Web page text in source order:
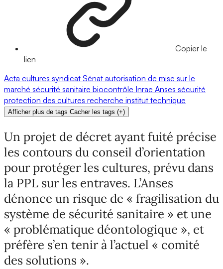
Copier le
lien
Acta cultures syndicat Sénat autorisation de mise sur le
marché sécurité sanitaire biocontrôle Inrae Anses sécurité
protection des cultures recherche institut technique
Afficher plus de tags Cacher les tags (+)
Un projet de décret ayant fuité précise
les contours du conseil d’orientation
pour protéger les cultures, prévu dans
la PPL sur les entraves. L’Anses
dénonce un risque de « fragilisation du
système de sécurité sanitaire » et une
« problématique déontologique », et
préfère s’en tenir à l’actuel « comité
des solutions ».